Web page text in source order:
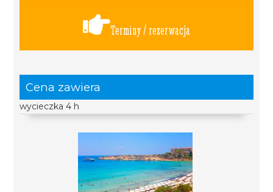
Terminy / rezerwacja
Cena zawiera
wycieczka 4 h